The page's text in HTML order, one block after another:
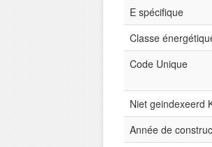
E spécifique
Classe
Code Unique
Niet geindexeerd
Année de